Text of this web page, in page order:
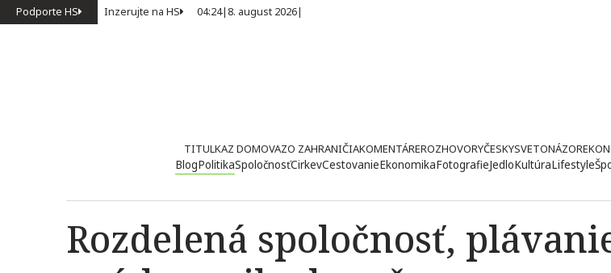
Podporte HS Inzerujte na HS 04:24| 8. august 2026|
TITULKAZ DOMOVAZO ZAHRANIČIAKOMENTÁREROZHOVORYČESKYSVETONÁZOR
BlogPolitikaSpoločnosťCirkevCestovanieEkonomikaFotografieJedloKultúraLifestyle
Rozdelená spoločnosť,